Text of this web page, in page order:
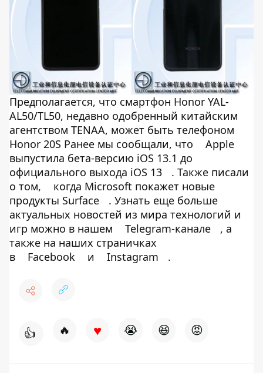
Предполагается, что смартфон Honor YAL-
AL50/TL50, недавно одобренный китайским
агентством TENAA, может быть телефоном
Honor 20S Ранее мы сообщали, что
Apple
выпустила бета-версию iOS 13.1 до
официального выхода iOS 13
. Также писали
о том,
когда Microsoft покажет новые
продукты Surface
. Узнать еще больше
актуальных новостей из мира технологий и
игр можно в нашем
Telegram-канале
, а
также на наших страничках
в
Facebook и Instagram .
👍 🔥 ♥ 😭 😆 😡